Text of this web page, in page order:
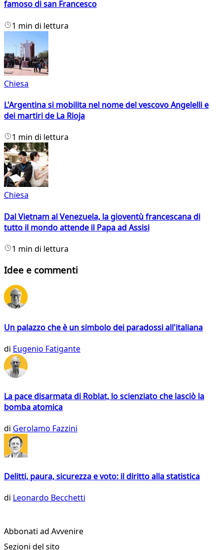
famoso di san Francesco
1 min di lettura
Chiesa
L'Argentina si mobilita nel nome del vescovo Angelelli e
dei martiri de La Rioja
1 min di lettura
Chiesa
Dal Vietnam al Venezuela, la gioventù francescana di
tutto il mondo attende il Papa ad Assisi
1 min di lettura
Idee e commenti
Un palazzo che è un simbolo dei paradossi all'italiana
di Eugenio Fatigante
La pace disarmata di Roblat, lo scienziato che lasciò la
bomba atomica
di Gerolamo Fazzini
Delitti, paura, sicurezza e voto: il diritto alla statistica
di Leonardo Becchetti
Abbonati ad Avvenire
Sezioni del sito